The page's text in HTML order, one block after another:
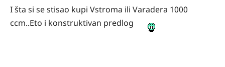
I šta si se stisao kupi Vstroma ili Varadera 1000
ccm..Eto i konstruktivan predlog